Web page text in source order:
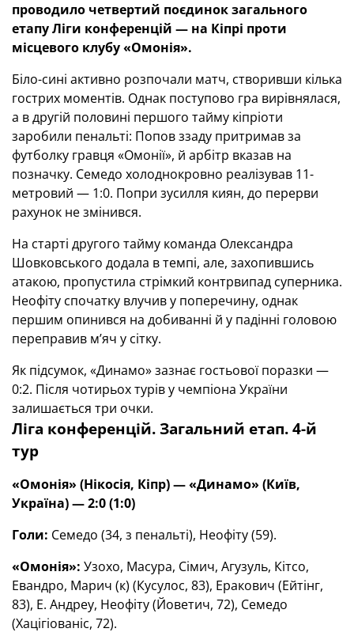
проводило четвертий поєдинок загального
етапу Ліги конференцій — на Кіпрі проти
місцевого клубу «Омонія».
Біло-сині активно розпочали матч, створивши кілька
гострих моментів. Однак поступово гра вирівнялася,
а в другій половині першого тайму кіпріоти
заробили пенальті: Попов ззаду притримав за
футболку гравця «Омонії», й арбітр вказав на
позначку. Семедо холоднокровно реалізував 11-
метровий — 1:0. Попри зусилля киян, до перерви
рахунок не змінився.
На старті другого тайму команда Олександра
Шовковського додала в темпі, але, захопившись
атакою, пропустила стрімкий контрвипад суперника.
Неофіту спочатку влучив у поперечину, однак
першим опинився на добиванні й у падінні головою
переправив м’яч у сітку.
Як підсумок, «Динамо» зазнає гостьової поразки —
0:2. Після чотирьох турів у чемпіона України
залишається три очки.
Ліга конференцій. Загальний етап. 4-й
тур
«Омонія» (Нікосія, Кіпр) — «Динамо» (Київ,
Україна) — 2:0 (1:0)
Голи: Семедо (34, з пенальті), Неофіту (59).
«Омонія»: Узохо, Масура, Сімич, Агузуль, Кітсо,
Евандро, Марич (к) (Кусулос, 83), Еракович (Ейтінг,
83), Е. Андреу, Неофіту (Йоветич, 72), Семедо
(Хацігіованіс, 72).